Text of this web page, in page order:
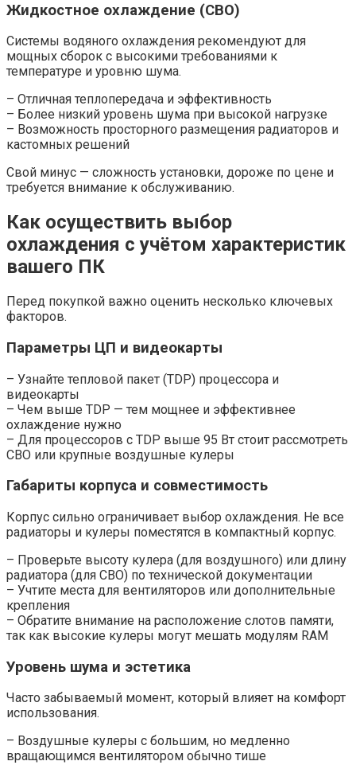
Жидкостное охлаждение (СВО)
Системы водяного охлаждения рекомендуют для
мощных сборок с высокими требованиями к
температуре и уровню шума.
– Отличная теплопередача и эффективность
– Более низкий уровень шума при высокой нагрузке
– Возможность просторного размещения радиаторов и
кастомных решений
Свой минус — сложность установки, дороже по цене и
требуется внимание к обслуживанию.
Как осуществить выбор
охлаждения с учётом характеристик
вашего ПК
Перед покупкой важно оценить несколько ключевых
факторов.
Параметры ЦП и видеокарты
– Узнайте тепловой пакет (TDP) процессора и
видеокарты
– Чем выше TDP — тем мощнее и эффективнее
охлаждение нужно
– Для процессоров с TDP выше 95 Вт стоит рассмотреть
СВО или крупные воздушные кулеры
Габариты корпуса и совместимость
Корпус сильно ограничивает выбор охлаждения. Не все
радиаторы и кулеры поместятся в компактный корпус.
– Проверьте высоту кулера (для воздушного) или длину
радиатора (для СВО) по технической документации
– Учтите места для вентиляторов или дополнительные
крепления
– Обратите внимание на расположение слотов памяти,
так как высокие кулеры могут мешать модулям RAM
Уровень шума и эстетика
Часто забываемый момент, который влияет на комфорт
использования.
– Воздушные кулеры с большим, но медленно
вращающимся вентилятором обычно тише